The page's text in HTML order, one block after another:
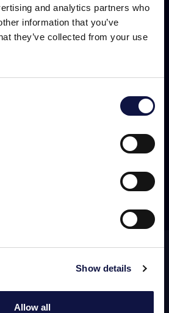
and analytics partners who
information that you’ve
they’ve collected from your use
Show details
Allow all
dirigido a un público empresarial.
del sector.
Entendido
al boletín de AEB
actualizado sobre
sugerencias de
videos, eventos y noticias del
enlace al pie de página de
Para obtener
www.aeb-